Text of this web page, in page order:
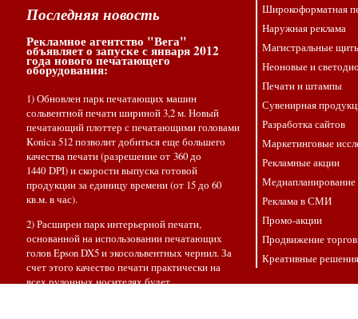
Последняя новость
Рекламное агентство "Вега"
объявляет о запуске с января 2012
года нового печатающего
оборудования:
1) Обновлен парк печатающих машин
сольвентной печати шириной 3,2 м. Новый
печатающий плоттер с печатающими головами
Konica 512 позволит добиться еще большего
качества печати (разрешение от 360 до
1440 DPI) и скорости выпуска готовой
продукции за единицу времени (от 15 до 60
кв.м. в час).
2) Расширен парк интерьерной печати,
основанной на использовании печатающих
голов Epson DX5 и экосольвентных чернил. За
счет этого качество печати практически на
всех рулонных носителях будет
Широкоформатная
Наружная реклама
Магистральные
Неоновые и
Печати и штампы
Сувенирная
Разработка сайтов
Маркетинговые
Рекламные акции
Медиапланирование
Реклама в СМИ
Промо-акции
Продвижение
Креативные